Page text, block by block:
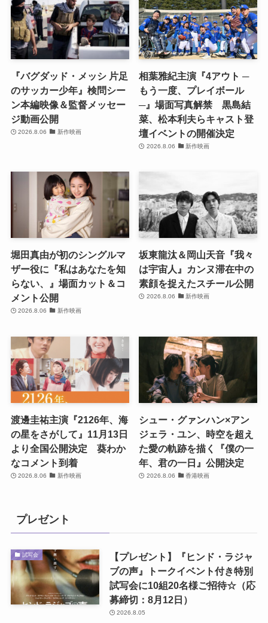
『バグダッド・メッシ 片足
のサッカー少年』検問シー
ン本編映像＆監督メッセー
ジ動画公開
2026.8.06 新作映画
相葉雅紀主演『4アウト ─
もう一度、プレイボール
─』場面写真解禁 黒島結
菜、松本利夫らキャスト登
壇イベントの開催決定
2026.8.06 新作映画
堀田真由が初のシングルマ
ザー役に『私はあなたを知
らない、』場面カット＆コ
メント公開
2026.8.06 新作映画
坂東龍汰＆岡山天音『我々
は宇宙人』カンヌ滞在中の
素顔を捉えたスチール公開
2026.8.06 新作映画
渡邊圭祐主演『2126年、海
の星をさがして』11月13日
より全国公開決定 葵わか
なコメント到着
2026.8.06 新作映画
シュー・グァンハン×アン
ジェラ・ユン、時空を超え
た愛の軌跡を描く『僕の一
年、君の一日』公開決定
2026.8.06 香港映画
プレゼント
試写会
【プレゼント】『ヒンド・ラジャ
ブの声』トークイベント付き特別
試写会に10組20名様ご招待☆（応
募締切：8月12日）
2026.8.05